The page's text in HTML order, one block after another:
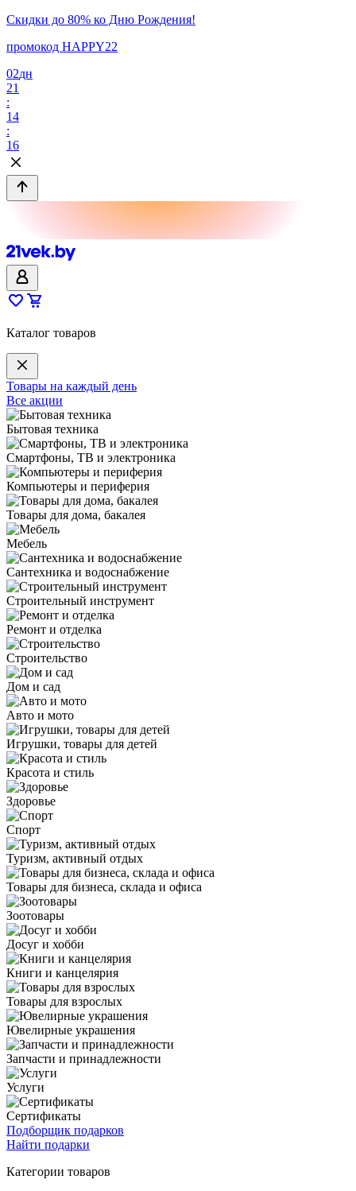
Скидки до 80% ко Дню Рождения!
промокод HAPPY22
02дн
21
:
14
:
16
Каталог товаров
Товары на каждый день
Все акции
Бытовая техника
Смартфоны, ТВ и электроника
Компьютеры и периферия
Товары для дома, бакалея
Мебель
Сантехника и водоснабжение
Строительный инструмент
Ремонт и отделка
Строительство
Дом и сад
Авто и мото
Игрушки, товары для детей
Красота и стиль
Здоровье
Спорт
Туризм, активный отдых
Товары для бизнеса, склада и офиса
Зоотовары
Досуг и хобби
Книги и канцелярия
Товары для взрослых
Ювелирные украшения
Запчасти и принадлежности
Услуги
Сертификаты
Подборщик подарков
Найти подарки
Категории товаров